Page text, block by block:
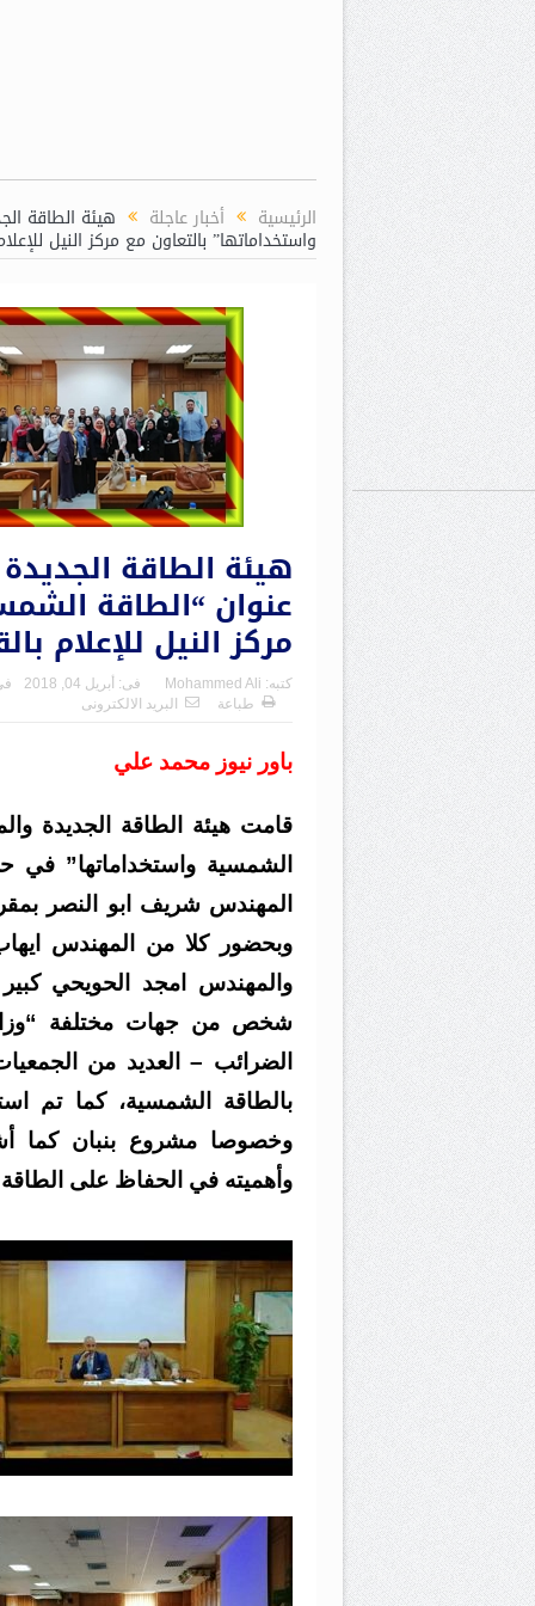
الرئيسية أخبار عاجلة هيئة الطاقة
واستخداماتها” بالتعاون مع مركز النيل
هيئة الطاقة
عنوان “الطاقة
مركز النيل للإعلام
كتبه: Mohammed Ali فى: أبريل 04, 2018
طباعة
البريد الالكترونى
باور نيوز محمد علي
قامت هيئة الطاقة الجديدة
الشمسية واستخداماتها” في
المهندس شريف ابو النصر بمقر
وبحضور كلا من المهندس
والمهندس
شخص من جهات مختلفة
الضرائب – العديد من
بالطاقة الشمسية، كما تم
وخصوصا مشروع بنبان كما
وأهميته في الحفاظ على الطاقة